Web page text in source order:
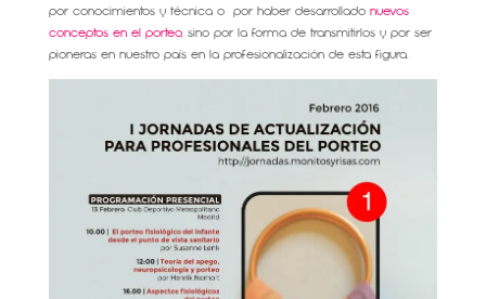
por conocimientos y técnica o por haber desarrolladonuevos
conceptos en el porteo, sino por la forma de transmitirlos y por ser
pioneras en nuestro país en la profesionalización de esta figura.